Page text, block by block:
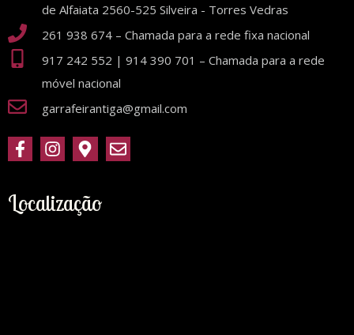
de Alfaiata 2560-525 Silveira - Torres Vedras
261 938 674 – Chamada para a rede fixa nacional
917 242 552 | 914 390 701 – Chamada para a rede
móvel nacional
garrafeirantiga@gmail.com
Localização